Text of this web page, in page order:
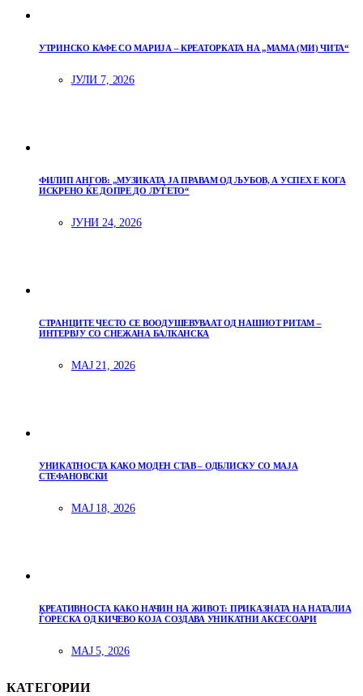
УТРИНСКО КАФЕ СО МАРИЈА – КРЕАТОРКАТА НА „МАМА (МИ) ЧИТА“
ЈУЛИ 7, 2026
ФИЛИП АНГОВ: „МУЗИКАТА ЈА ПРАВАМ ОД ЉУБОВ, А УСПЕХ Е КОГА
ИСКРЕНО ЌЕ ДОПРЕ ДО ЛУЃЕТО“
ЈУНИ 24, 2026
СТРАНЦИТЕ ЧЕСТО СЕ ВООДУШЕВУВААТ ОД НАШИОТ РИТАМ –
ИНТЕРВЈУ СО СНЕЖАНА БАЛКАНСКА
МАЈ 21, 2026
УНИКАТНОСТА КАКО МОДЕН СТАВ – ОДБЛИСКУ СО МАЈА
СТЕФАНОВСКИ
МАЈ 18, 2026
КРЕАТИВНОСТА КАКО НАЧИН НА ЖИВОТ: ПРИКАЗНАТА НА НАТАЛИА
ЃОРЕСКА ОД КИЧЕВО КОЈА СОЗДАВА УНИКАТНИ АКСЕСОАРИ
МАЈ 5, 2026
КАТЕГОРИИ